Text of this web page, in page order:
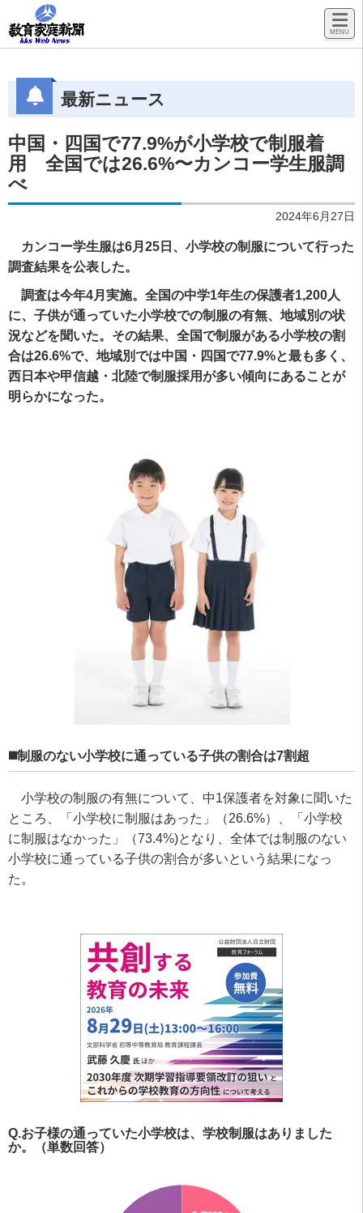
最新ニュース
中国・四国で77.9%が小学校で制服着
用 全国では26.6%〜カンコー学生服調
べ
2024年6月27日
カンコー学生服は6月25日、小学校の制服について行った
調査結果を公表した。
調査は今年4月実施。全国の中学1年生の保護者1,200人
に、子供が通っていた小学校での制服の有無、地域別の状
況などを聞いた。その結果、全国で制服がある小学校の割
合は26.6%で、地域別では中国・四国で77.9%と最も多く、
西日本や甲信越・北陸で制服採用が多い傾向にあることが
明らかになった。
◼️制服のない小学校に通っている子供の割合は7割超
小学校の制服の有無について、中1保護者を対象に聞いた
ところ、「小学校に制服はあった」（26.6%）、「小学校
に制服はなかった」（73.4%)となり、全体では制服のない
小学校に通っている子供の割合が多いという結果になっ
た。
Q.お子様の通っていた小学校は、学校制服はありました
か。（単数回答）